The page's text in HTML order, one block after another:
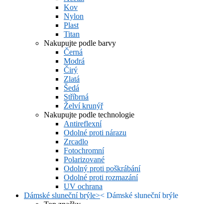
Kov
Nylon
Plast
Titan
Nakupujte podle barvy
Černá
Modrá
Čirý
Zlatá
Šedá
Stříbrná
Želví krunýř
Nakupujte podle technologie
Antireflexní
Odolné proti nárazu
Zrcadlo
Fotochromní
Polarizované
Odolný proti poškrábání
Odolné proti rozmazání
UV ochrana
Dámské sluneční brýle>< Dámské sluneční brýle